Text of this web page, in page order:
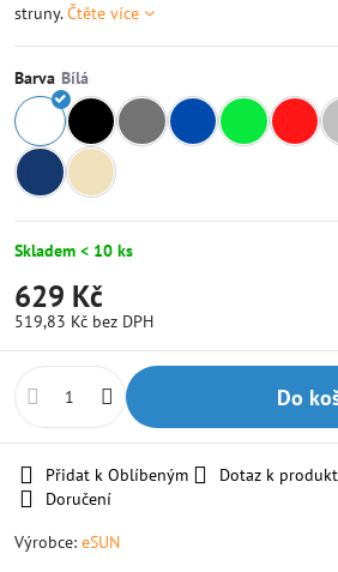
struny.Čtěte více
Barva
Skladem < 10 ks
629 Kč
519,83 Kč bez DPH
Do
Přidat k Oblíbeným Dotaz k
Doručení
Výrobce: eSUN